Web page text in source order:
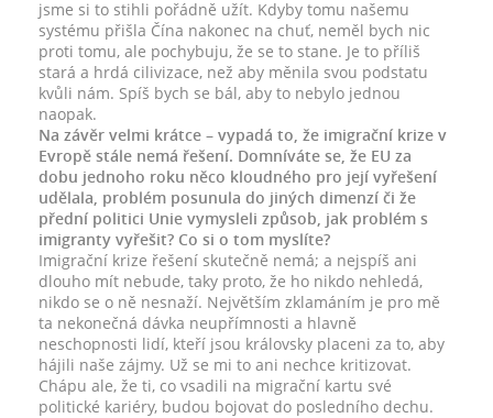
jsme si to stihli pořádně užít. Kdyby tomu našemu
systému přišla Čína nakonec na chuť, neměl bych nic
proti tomu, ale pochybuju, že se to stane. Je to příliš
stará a hrdá cilivizace, než aby měnila svou podstatu
kvůli nám. Spíš bych se bál, aby to nebylo jednou
naopak.
Na závěr velmi krátce – vypadá to, že imigrační krize v
Evropě stále nemá řešení. Domníváte se, že EU za
dobu jednoho roku něco kloudného pro její vyřešení
udělala, problém posunula do jiných dimenzí či že
přední politici Unie vymysleli způsob, jak problém s
imigranty vyřešit? Co si o tom myslíte?
Imigrační krize řešení skutečně nemá; a nejspíš ani
dlouho mít nebude, taky proto, že ho nikdo nehledá,
nikdo se o ně nesnaží. Největším zklamáním je pro mě
ta nekonečná dávka neupřímnosti a hlavně
neschopnosti lidí, kteří jsou královsky placeni za to, aby
hájili naše zájmy. Už se mi to ani nechce kritizovat.
Chápu ale, že ti, co vsadili na migrační kartu své
politické kariéry, budou bojovat do posledního dechu.